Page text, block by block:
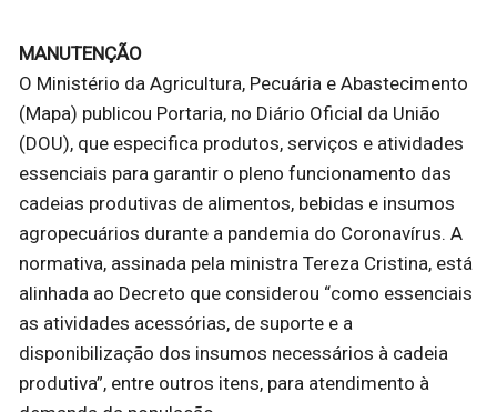
MANUTENÇÃO
O Ministério da Agricultura, Pecuária e Abastecimento
(Mapa) publicou Portaria, no Diário Oficial da União
(DOU), que especifica produtos, serviços e atividades
essenciais para garantir o pleno funcionamento das
cadeias produtivas de alimentos, bebidas e insumos
agropecuários durante a pandemia do Coronavírus. A
normativa, assinada pela ministra Tereza Cristina, está
alinhada ao Decreto que considerou “como essenciais
as atividades acessórias, de suporte e a
disponibilização dos insumos necessários à cadeia
produtiva”, entre outros itens, para atendimento à